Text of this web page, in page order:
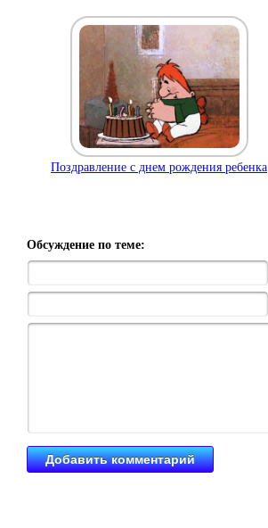
Поздравление с днем рождения ребенка
Обсуждение по теме: